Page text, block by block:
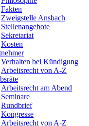
Fakten
Zweigstelle Ansbach
Stellenangebote
Sekretariat
Kosten
Verhalten bei Kündigung
Arbeitsrecht von A-Z
Arbeitsrecht am Abend
Seminare
Rundbrief
Kongresse
Arbeitsrecht von A-Z